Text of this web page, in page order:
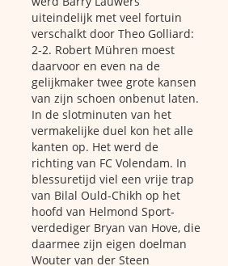
uiteindelijk met veel fortuin
verschalkt door Theo Golliard:
2-2. Robert Mühren moest
daarvoor en even na de
gelijkmaker twee grote kansen
van zijn schoen onbenut laten.
In de slotminuten van het
vermakelijke duel kon het alle
kanten op. Het werd de
richting van FC Volendam. In
blessuretijd viel een vrije trap
van Bilal Ould-Chikh op het
hoofd van Helmond Sport-
verdediger Bryan van Hove, die
daarmee zijn eigen doelman
Wouter van der Steen